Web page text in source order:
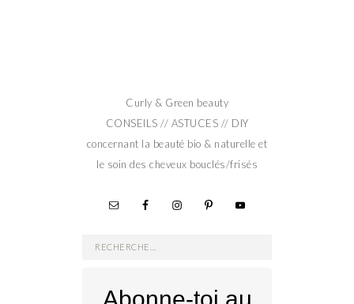
Curly & Green beauty
CONSEILS // ASTUCES // DIY
concernant la beauté bio & naturelle et
le soin des cheveux bouclés/frisés
Rechercher :
Abonne-toi au